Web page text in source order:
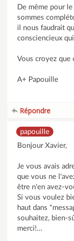
De même pour
sommes
il nous faudrait
consciencieux
Vous croyez que
A+ Papouille
Répondre
papouille
Bonjour Xavier,
Je vous avais
que vous ne
être n'en avez-
Si vous voulez
haut dans
souhaitez, bien-
merci!...